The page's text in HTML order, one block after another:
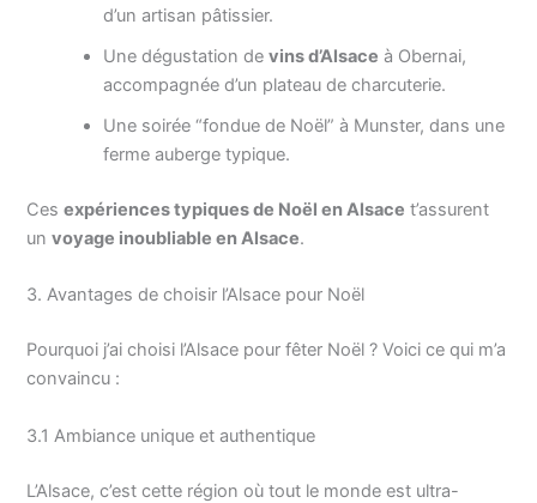
d’un artisan pâtissier.
Une dégustation devins d’Alsace à Obernai,
accompagnée d’un plateau de charcuterie.
Une soirée “fondue de Noël” à Munster, dans une
ferme auberge typique.
Cesexpériences typiques de Noël en Alsace t’assurent
unvoyage inoubliable en Alsace.
3. Avantages de choisir l’Alsace pour Noël
Pourquoi j’ai choisi l’Alsace pour fêter Noël ? Voici ce qui m’a
convaincu :
3.1 Ambiance unique et authentique
L’Alsace, c’est cette région où tout le monde est ultra-